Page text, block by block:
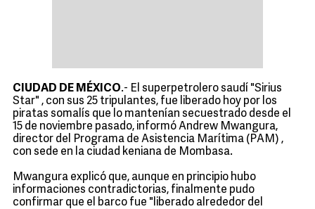
CIUDAD DE MÉXICO.- El superpetrolero saudí "Sirius
Star" , con sus 25 tripulantes, fue liberado hoy por los
piratas somalís que lo mantenían secuestrado desde el
15 de noviembre pasado, informó Andrew Mwangura,
director del Programa de Asistencia Marítima (PAM) ,
con sede en la ciudad keniana de Mombasa.
Mwangura explicó que, aunque en principio hubo
informaciones contradictorias, finalmente pudo
confirmar que el barco fue "liberado alrededor del